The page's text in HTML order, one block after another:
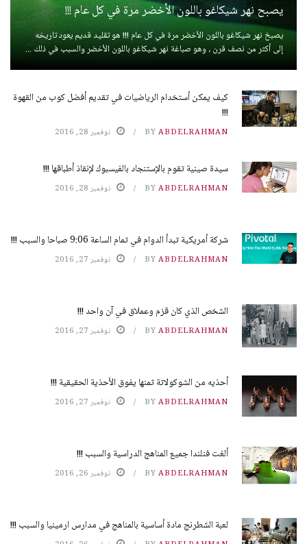
يصبح نهر شيكاغو باللون الأخضر مرة في كل عام !!!
يصبخ نهر شيكاغو باللون الأخضر مرة في كل عام !!! هو تقليد قديم يعود تاريخه
إلى أكثر من نصف قرن ، وهو صباغة نهر شيكاغو باللون الأخضر والسبب في ذلك ...
كيف يمكن أستخدام الرياضيات في تقديم أفضل كوب من القهوة
!!!
BY ABDELRAHMAN نوفمبر 28, 2016
سيدة صينية تقوم بالإستنجاد بالفيسبوك لإنقاذ أطباقها !!!
BY ABDELRAHMAN نوفمبر 28, 2016
شركة أمريكية تبدأ الدوام في تمام الساعة 9:06 صباحا والسبب !!!
BY ABDELRAHMAN نوفمبر 27, 2016
الشخص الذي كان قزم وعملاق في آن واحد !!!
BY ABDELRAHMAN نوفمبر 27, 2016
أحذيه من الشوكولاتة ثمنها يفوق الأحذية الحقيقية !!!
BY ABDELRAHMAN نوفمبر 27, 2016
ألغت فنلندا جميع المناهج الدراسية والسبب !!!
BY ABDELRAHMAN نوفمبر 26, 2016
لعبة الشطرنج مادة أساسية بالمناهج في مدارس ارمينيا والسبب !!!